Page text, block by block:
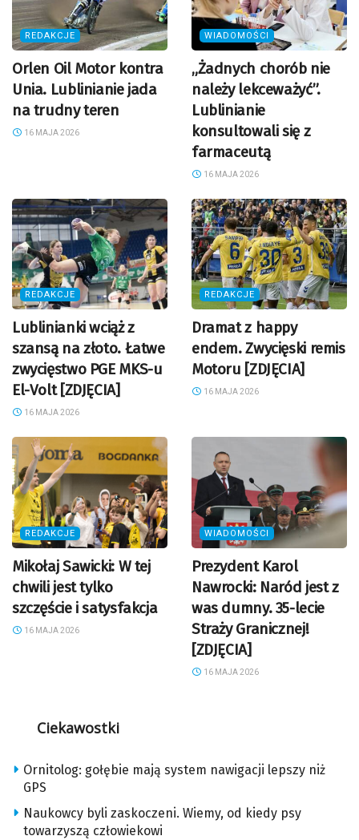
REDAKCJE
Orlen Oil Motor kontra
Unia. Lublinianie jada
na trudny teren
16 MAJA 2026
WIADOMOŚCI
„Żadnych chorób nie
należy lekceważyć”.
Lublinianie
konsultowali się z
farmaceutą
16 MAJA 2026
REDAKCJE
Lublinianki wciąż z
szansą na złoto. Łatwe
zwycięstwo PGE MKS-u
El-Volt [ZDJĘCIA]
16 MAJA 2026
REDAKCJE
Dramat z happy
endem. Zwycięski remis
Motoru [ZDJĘCIA]
16 MAJA 2026
REDAKCJE
Mikołaj Sawicki: W tej
chwili jest tylko
szczęście i satysfakcja
16 MAJA 2026
WIADOMOŚCI
Prezydent Karol
Nawrocki: Naród jest z
was dumny. 35-lecie
Straży Granicznej!
[ZDJĘCIA]
16 MAJA 2026
Ciekawostki
Ornitolog: gołębie mają system nawigacji lepszy niż
GPS
Naukowcy byli zaskoczeni. Wiemy, od kiedy psy
towarzyszą człowiekowi